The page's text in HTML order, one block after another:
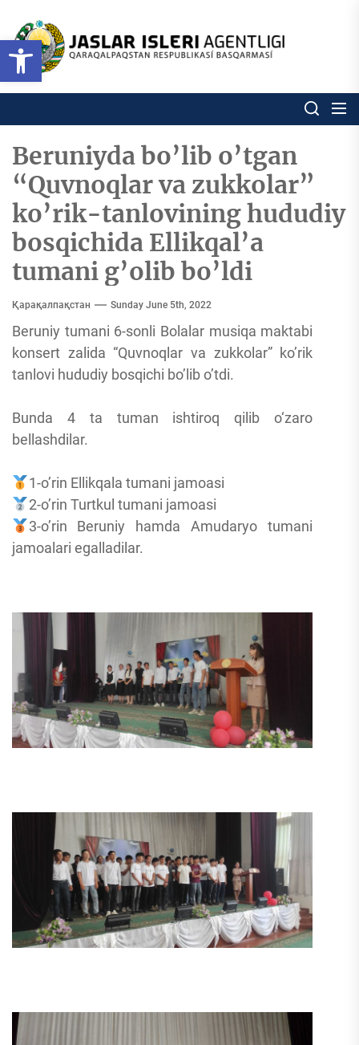
Open toolbar
content
Respublikası
basqarması
Ózbekstan jaslar isleri
Beruniyda bo’lib o’tgan
“Quvnoqlar va zukkolar”
ko’rik-tanlovining hududiy
bosqichida Ellikqal’a
tumani g’olib bo’ldi
Қарақалпақстан Sunday June 5th, 2022
Beruniy tumani 6-sonli Bolalar musiqa maktabi
konsert zalida “Quvnoqlar va zukkolar” ko’rik
tanlovi hududiy bosqichi bo’lib o’tdi.
Bunda 4 ta tuman ishtiroq qilib o‘zaro
bellashdilar.
1-o’rin Ellikqala tumani jamoasi
2-o’rin Turtkul tumani jamoasi
3-o’rin Beruniy hamda Amudaryo tumani
jamoalari egalladilar.